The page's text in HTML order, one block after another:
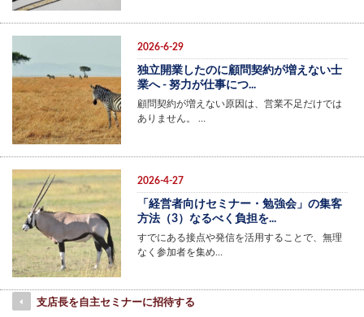
2026-6-29
独立開業したのに顧問契約が増えない士
業へ - 努力が仕事につ...
顧問契約が増えない原因は、営業不足だけでは
ありません。 …
2026-4-27
「経営者向けセミナー・勉強会」の集客
方法（3）なるべく負担を...
すでにある接点や発信を活用することで、無理
なく参加者を集め…
支店長を自主セミナーに招待する